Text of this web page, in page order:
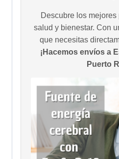
Descubre los mejores
salud y bienestar. Con
que necesitas
¡Hacemos envíos a
Puerto